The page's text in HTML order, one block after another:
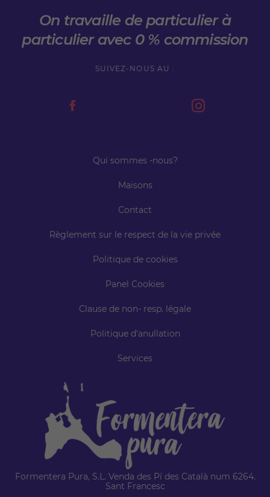
On travaille de particulier à
particulier avec 0 % commission
SUIVEZ-NOUS AU :
Qui sommes -nous?
Maisons
Contact
Règlement sur le respect de la vie privée
Politique de cookies
Panel Cookies
Clause de non- resp. légale
Politique d'anullation
Services
Formentera Pura, S.L. Venda des Pí des Català num 6264.
Sant Francesc